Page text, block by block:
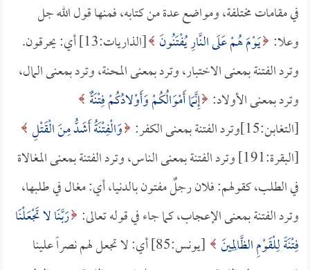
في مقامات مختلفة، ومواضع عدة من كتابه، فمنها قول الله جل
وعلا: يَوْمَ هُمْ عَلَى النَّارِ يُفْتَنُونَ [الذاريات:13] أي: يحرقون.
وترد الفتنة بمعنى الاختبار، وترد بمعنى المحنة، وترد بمعنى المال،
وترد بمعنى الأولاد: إِنَّمَا أَمْوَالُكُمْ وَأَوْلادُكُمْ فِتْنَةٌ
[التغابن:15]وترد الفتنة بمعنى الكفر:
وَالْفِتْنَةُ أَشَدُّ مِنَ الْقَتْلِ
[البقرة:191] وترد الفتنة بمعنى الناس، وترد الفتنة بمعنى المغالاة
في الطلب، كقولهم: فلان رجلٌ مفتون بالدنيا، أي: مغال في طلبها،
وترد الفتنة بمعنى الإعجاب، كما جاء في قوله تعالى: رَبَّنَا لا تَجْعَلْنَا
فِتْنَةً لِلْقَوْمِ الظَّالِمِينَ
[يونس:85] أي: لا تجعل لهم نصراً علينا